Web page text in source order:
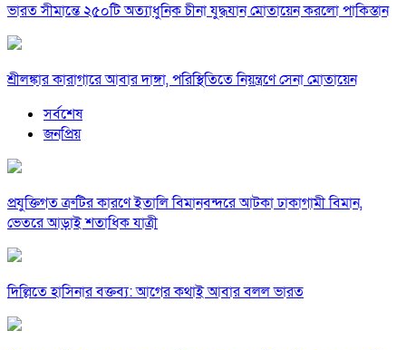
ভারত সীমান্তে ২৫০টি অত্যাধুনিক চীনা যুদ্ধযান মোতায়েন করলো পাকিস্তান
শ্রীলঙ্কার কারাগারে আবার দাঙ্গা, পরিস্থিতিতে নিয়ন্ত্রণে সেনা মোতায়েন
সর্বশেষ
জনপ্রিয়
প্রযুক্তিগত ত্রুটির কারণে ইতালি বিমানবন্দরে আটকা ঢাকাগামী বিমান,
ভেতরে আড়াই শতাধিক যাত্রী
দিল্লিতে হাসিনার বক্তব্য: আগের কথাই আবার বলল ভারত